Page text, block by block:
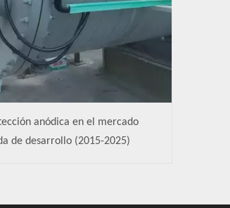
anódica en el mercado
de desarrollo (2015-2025)